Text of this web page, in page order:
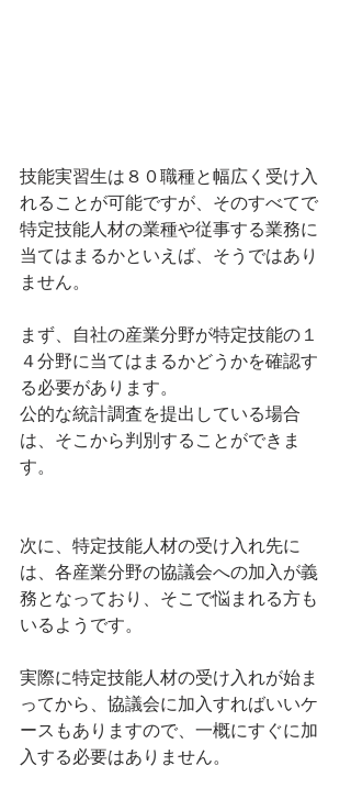
技能実習生は８０職種と幅広く受け入
れることが可能ですが、そのすべてで
特定技能人材の業種や従事する業務に
当てはまるかといえば、そうではあり
ません。
まず、自社の産業分野が特定技能の１
４分野に当てはまるかどうかを確認す
る必要があります。
公的な統計調査を提出している場合
は、そこから判別することができま
す。
次に、特定技能人材の受け入れ先に
は、各産業分野の協議会への加入が義
務となっており、そこで悩まれる方も
いるようです。
実際に特定技能人材の受け入れが始ま
ってから、協議会に加入すればいいケ
ースもありますので、一概にすぐに加
入する必要はありません。